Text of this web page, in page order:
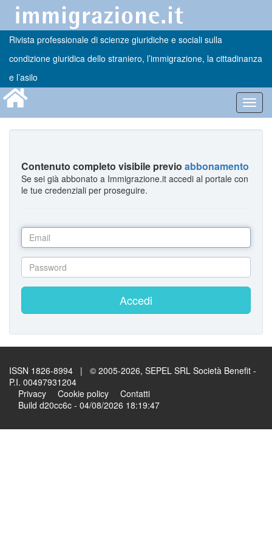
Rivista professionale di scienze giuridiche e sociali sulla
condizione giuridica dello straniero, l’immigrazione, la cittadinanza
e l’asilo
Contenuto completo visibile previo abbonamento
Se sei già abbonato a Immigrazione.it accedi al portale con
le tue credenziali per proseguire.
Accedi
ISSN 1826-8994 | © 2005-2026, SEPEL SRL Società Benefit -
P.I. 00497931204
Privacy
Cookie policy
Contatti
Build d20cc6c - 04/08/2026 18:19:47